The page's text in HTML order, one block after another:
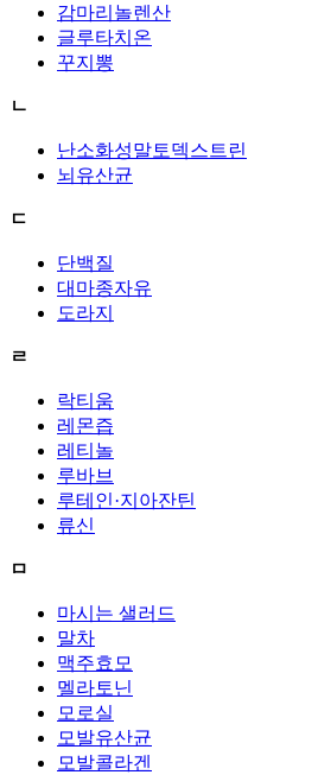
감마리놀렌산
글루타치온
꾸지뽕
ㄴ
난소화성말토덱스트린
뇌유산균
ㄷ
단백질
대마종자유
도라지
ㄹ
락티움
레몬즙
레티놀
루바브
루테인·지아잔틴
류신
ㅁ
마시는 샐러드
말차
맥주효모
멜라토닌
모로실
모발유산균
모발콜라겐